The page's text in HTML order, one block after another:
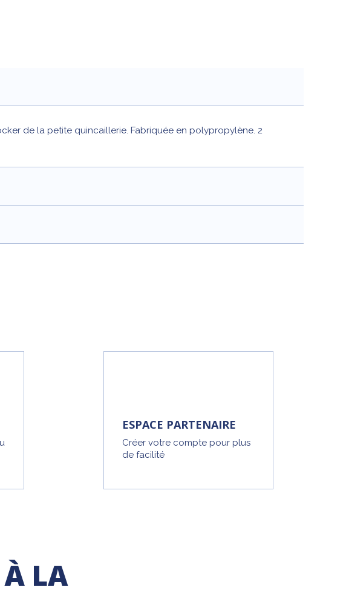
de la petite quincaillerie. Fabriquée en polypropylène. 2
ESPACE PARTENAIRE
Créer votre compte pour plus
de facilité
LA